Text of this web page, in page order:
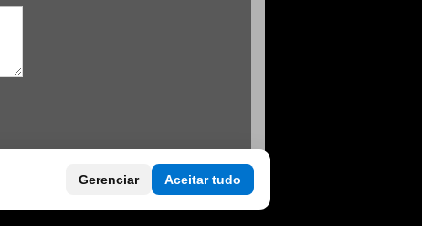
Gerenciar Aceitar tudo